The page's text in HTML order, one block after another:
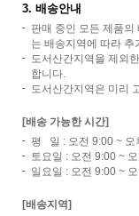
3. 배송안내
판매 중인 모든 제품
는 배송지역에 따라 추
도서산간지역을 제외
합니다.
도서산간지역은 미리
[배송 가능한 시간]
평 일 : 오전 9:00 ~ 오
토요일 : 오전 9:00 ~
일요일 : 오전 9:00 ~
[배송지역]